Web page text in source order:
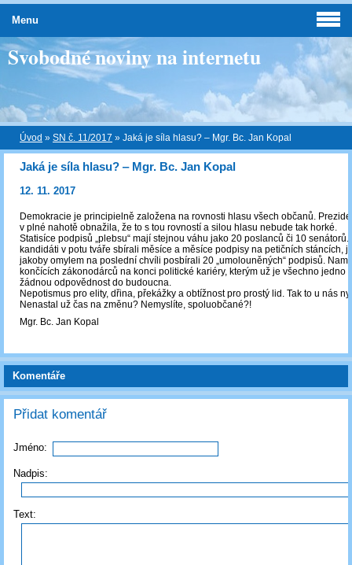
Svobodné noviny na internetu
Úvod » SN č. 11/2017 » Jaká je síla hlasu? ‒ Mgr. Bc. Jan Kopal
Jaká je síla hlasu? ‒ Mgr. Bc. Jan Kopal
12. 11. 2017
Demokracie je principielně založena na rovnosti hlasu všech občanů.
v plné nahotě obnažila, že to s tou rovností a silou hlasu nebude tak horké.
Statisíce podpisů „plebsu“ mají stejnou váhu jako 20 poslanců či 10 senátorů.
kandidáti v potu tváře sbírali měsíce a měsíce podpisy na petičních stáncích,
jakoby omylem na poslední chvíli posbírali 20 „umolouněných“ podpisů.
končících zákonodárců na konci politické kariéry, kterým už je všechno jedno
žádnou odpovědnost do budoucna.
Nepotismus pro elity, dřina, překážky a obtížnost pro prostý lid. Tak to u nás
Nenastal už čas na změnu? Nemyslíte, spoluobčané?!
Mgr. Bc. Jan Kopal
Komentáře
Přidat komentář
Jméno:
Nadpis:
Text:
Menu